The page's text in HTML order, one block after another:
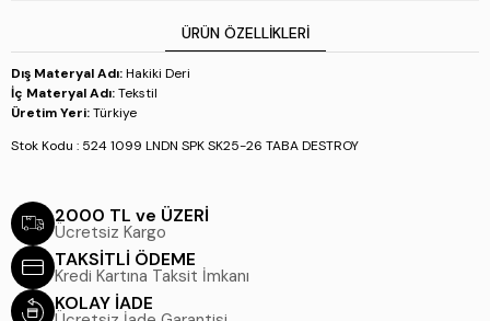
ÜRÜN ÖZELLIKLERI
Dış Materyal Adı:Hakiki Deri
İç Materyal Adı:Tekstil
Üretim Yeri:Türkiye
Stok Kodu : 524 1099 LNDN SPK SK25-26 TABA DESTROY
2000 TL ve ÜZERİ
Ücretsiz Kargo
TAKSİTLİ ÖDEME
Kredi Kartına Taksit İmkanı
KOLAY İADE